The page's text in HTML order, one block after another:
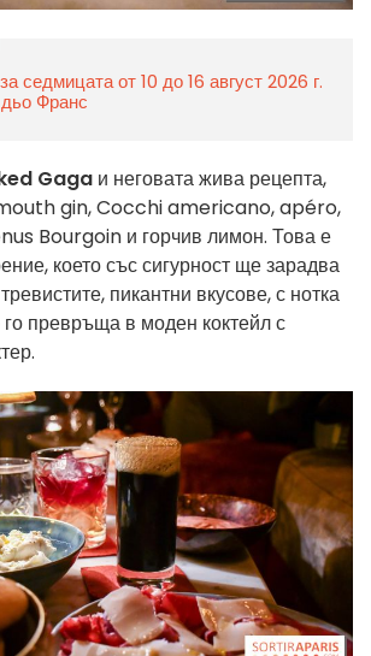
седмицата от 10 до 16 август 2026 г.
Франс
Gaga и неговата жива рецепта,
gin, Cocchi americano, apéro,
Bourgoin и горчив лимон. Това е
което със сигурност ще зарадва
пикантни вкусове, с нотка
го превръща в моден коктейл с